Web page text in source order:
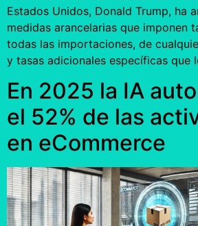
Estados Unidos, Donald Trump, ha
medidas arancelarias que imponen
todas las importaciones, de
y tasas adicionales específicas que
En 2025 la IA
el 52% de las
en eCommerce